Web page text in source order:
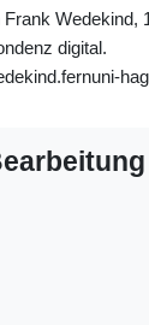
Wedekind,
digital.